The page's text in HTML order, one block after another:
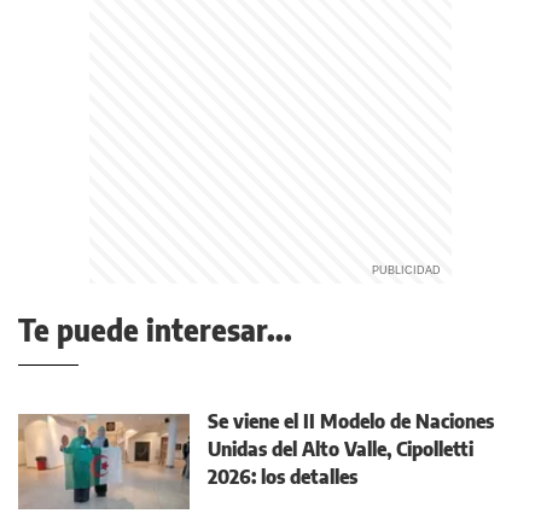
Te puede interesar...
Se viene el II Modelo de Naciones
Unidas del Alto Valle, Cipolletti
2026: los detalles